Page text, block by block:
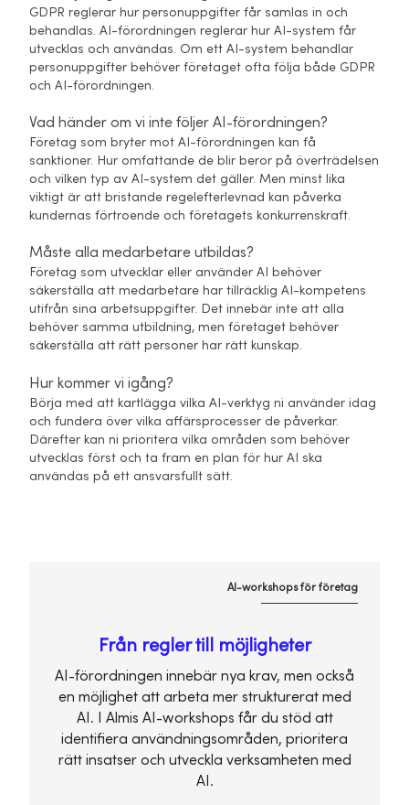
GDPR reglerar hur personuppgifter får samlas in och
behandlas. AI-förordningen reglerar hur AI-system får
utvecklas och användas. Om ett AI-system behandlar
personuppgifter behöver företaget ofta följa både GDPR
och AI-förordningen.
Vad händer om vi inte följer AI-förordningen?
Företag som bryter mot AI-förordningen kan få
sanktioner. Hur omfattande de blir beror på överträdelsen
och vilken typ av AI-system det gäller. Men minst lika
viktigt är att bristande regelefterlevnad kan påverka
kundernas förtroende och företagets konkurrenskraft.
Måste alla medarbetare utbildas?
Företag som utvecklar eller använder AI behöver
säkerställa att medarbetare har tillräcklig AI-kompetens
utifrån sina arbetsuppgifter. Det innebär inte att alla
behöver samma utbildning, men företaget behöver
säkerställa att rätt personer har rätt kunskap.
Hur kommer vi igång?
Börja med att kartlägga vilka AI-verktyg ni använder idag
och fundera över vilka affärsprocesser de påverkar.
Därefter kan ni prioritera vilka områden som behöver
utvecklas först och ta fram en plan för hur AI ska
användas på ett ansvarsfullt sätt.
AI-workshops för företag
Från regler till möjligheter
AI-förordningen innebär nya krav, men också
en möjlighet att arbeta mer strukturerat med
AI. I Almis AI-workshops får du stöd att
identifiera användningsområden, prioritera
rätt insatser och utveckla verksamheten med
AI.